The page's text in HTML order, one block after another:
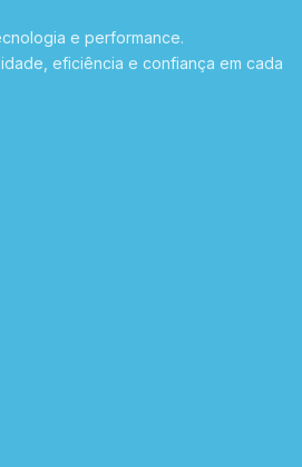
e performance.
eficiência e confiança em cada